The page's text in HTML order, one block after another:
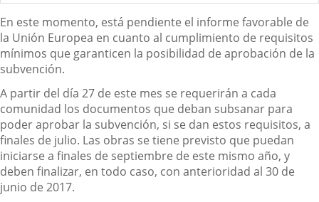
En este momento, está pendiente el informe favorable de
la Unión Europea en cuanto al cumplimiento de requisitos
mínimos que garanticen la posibilidad de aprobación de la
subvención.
A partir del día 27 de este mes se requerirán a cada
comunidad los documentos que deban subsanar para
poder aprobar la subvención, si se dan estos requisitos, a
finales de julio. Las obras se tiene previsto que puedan
iniciarse a finales de septiembre de este mismo año, y
deben finalizar, en todo caso, con anterioridad al 30 de
junio de 2017.